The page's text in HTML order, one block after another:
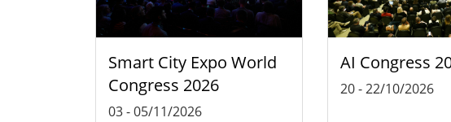
Smart City Expo World
Congress 2026
03-05/11/2026
AI Congress
20-22/10/2026